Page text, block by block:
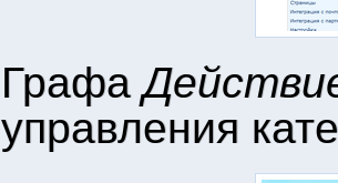
Графа
управления